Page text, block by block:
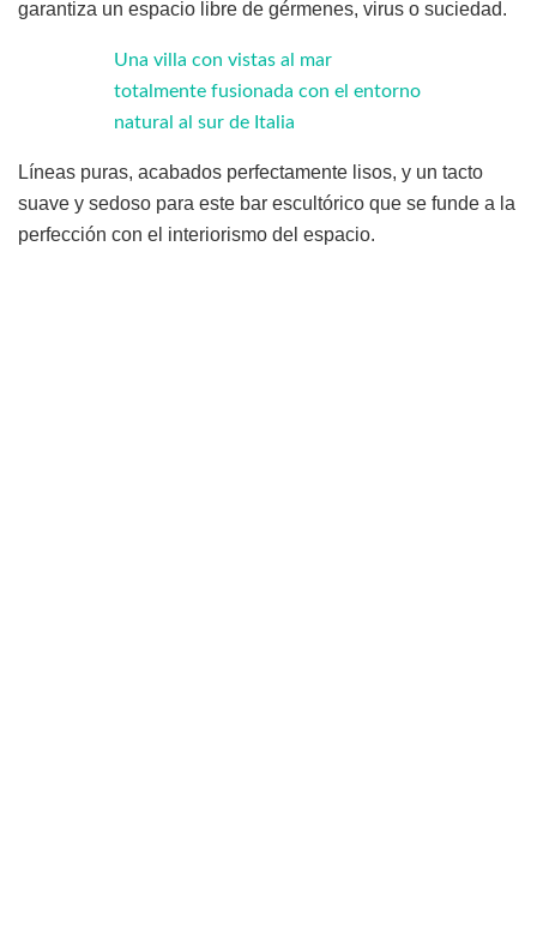
garantiza un espacio libre de gérmenes, virus o suciedad.
Una villa con vistas al mar
totalmente fusionada con el entorno
natural al sur de Italia
Líneas puras, acabados perfectamente lisos, y un tacto
suave y sedoso para este bar escultórico que se funde a la
perfección con el interiorismo del espacio.